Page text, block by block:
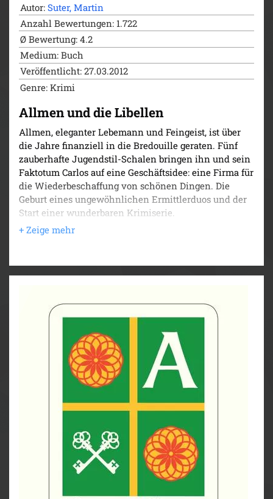
Autor: Suter, Martin
Anzahl Bewertungen: 1.722
Ø Bewertung: 4.2
Medium: Buch
Veröffentlicht: 27.03.2012
Genre: Krimi
Allmen und die Libellen
Allmen, eleganter Lebemann und Feingeist, ist über
die Jahre finanziell in die Bredouille geraten. Fünf
zauberhafte Jugendstil-Schalen bringen ihn und sein
Faktotum Carlos auf eine Geschäftsidee: eine Firma für
die Wiederbeschaffung von schönen Dingen. Die
Geburt eines ungewöhnlichen Ermittlerduos und der
Start einer wunderbaren Krimiserie.